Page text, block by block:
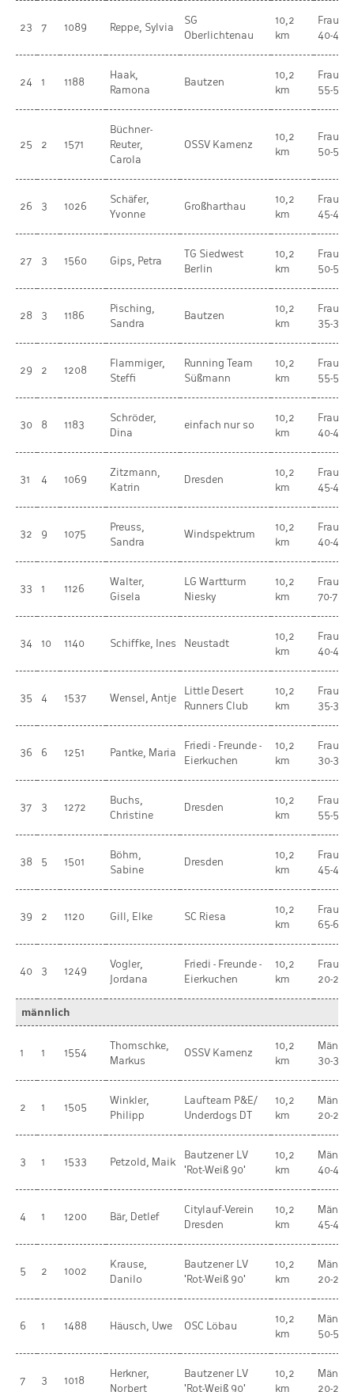
23 7 1089 Reppe, Sylvia
SG
Oberlichtenau
10,2
km
Frauen
40-44
24 1 1188
Haak,
Ramona
Bautzen
10,2
km
Frauen
55-59
25 2 1571
Büchner-
Reuter,
Carola
OSSV Kamenz
10,2
km
Frauen
50-54
26 3 1026
Schäfer,
Yvonne
Großharthau
10,2
km
Frauen
45-49
27 3 1560 Gips, Petra
TG Siedwest
Berlin
10,2
km
Frauen
50-54
28 3 1186
Pisching,
Sandra
Bautzen
10,2
km
Frauen
35-39
29 2 1208
Flammiger,
Steffi
Running Team
Süßmann
10,2
km
Frauen
55-59
30 8 1183
Schröder,
Dina
einfach nur so
10,2
km
Frauen
40-44
31 4 1069
Zitzmann,
Katrin
Dresden
10,2
km
Frauen
45-49
32 9 1075
Preuss,
Sandra
Windspektrum
10,2
km
Frauen
40-44
33 1 1126
Walter,
Gisela
LG Wartturm
Niesky
10,2
km
Frauen
70-74
34 10 1140 Schiffke, Ines Neustadt
10,2
km
Frauen
40-44
35 4 1537 Wensel, Antje
Little Desert
Runners Club
10,2
km
Frauen
35-39
36 6 1251 Pantke, Maria
Friedi - Freunde -
Eierkuchen
10,2
km
Frauen
30-34
37 3 1272
Buchs,
Christine
Dresden
10,2
km
Frauen
55-59
38 5 1501
Böhm,
Sabine
Dresden
10,2
km
Frauen
45-49
39 2 1120 Gill, Elke SC Riesa
10,2
km
Frauen
65-69
40 3 1249
Vogler,
Jordana
Friedi - Freunde -
Eierkuchen
10,2
km
Frauen
20-29
männlich
1 1 1554
Thomschke,
Markus
OSSV Kamenz
10,2
km
Männer
30-34
2 1 1505
Winkler,
Philipp
Laufteam P&E/
Underdogs DT
10,2
km
Männer
20-29
3 1 1533 Petzold, Maik
Bautzener LV
'Rot-Weiß 90'
10,2
km
Männer
40-44
4 1 1200 Bär, Detlef
Citylauf-Verein
Dresden
10,2
km
Männer
45-49
5 2 1002
Krause,
Danilo
Bautzener LV
'Rot-Weiß 90'
10,2
km
Männer
20-29
6 1 1488 Häusch, Uwe OSC Löbau
10,2
km
Männer
50-54
7 3 1018
Herkner,
Norbert
Bautzener LV
'Rot-Weiß 90'
10,2
km
Männer
20-29